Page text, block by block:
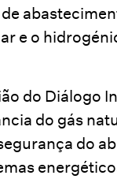
e o
do Diálogo
do gás
do